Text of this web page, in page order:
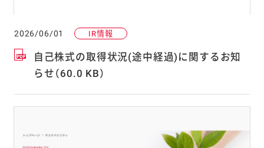
2026/06/01 IR情報
自己株式の取得状況(途中経過)に関するお知
らせ（60.0 KB）